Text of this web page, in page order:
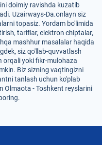
doimiy ravishda kuzatib
Uzairways-Da.onlayn siz
topasiz. Yordam bo'limida
tariflar, elektron chiptalar,
mashhur masalalar haqida
siz qo'llab-quvvatlash
orqali yoki fikr-mulohaza
Biz sizning vaqtingizni
tanlash uchun ko'plab
Olmaota - Toshkent reyslarini